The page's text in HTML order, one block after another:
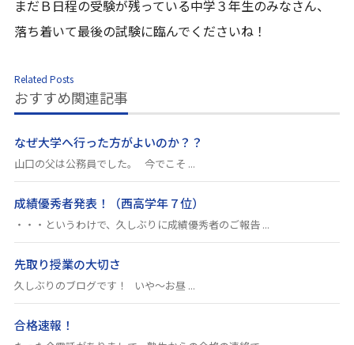
まだＢ日程の受験が残っている中学３年生のみなさん、
落ち着いて最後の試験に臨んでくださいね！
Related Posts
おすすめ関連記事
なぜ大学へ行った方がよいのか？？
山口の父は公務員でした。 今でこそ ...
成績優秀者発表！（西高学年７位）
・・・というわけで、久しぶりに成績優秀者のご報告 ...
先取り授業の大切さ
久しぶりのブログです！ いや～お昼 ...
合格速報！